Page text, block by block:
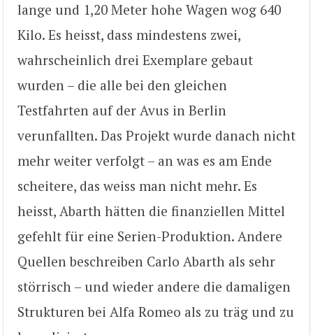
lange und 1,20 Meter hohe Wagen wog 640
Kilo. Es heisst, dass mindestens zwei,
wahrscheinlich drei Exemplare gebaut
wurden – die alle bei den gleichen
Testfahrten auf der Avus in Berlin
verunfallten. Das Projekt wurde danach nicht
mehr weiter verfolgt – an was es am Ende
scheitere, das weiss man nicht mehr. Es
heisst, Abarth hätten die finanziellen Mittel
gefehlt für eine Serien-Produktion. Andere
Quellen beschreiben Carlo Abarth als sehr
störrisch – und wieder andere die damaligen
Strukturen bei Alfa Romeo als zu träg und zu